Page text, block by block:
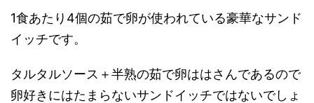
1食あたり4個の茹で卵が使われている豪華なサンド
イッチです。
タルタルソース＋半熟の茹で卵ははさんであるので
卵好きにはたまらないサンドイッチではないでしょ